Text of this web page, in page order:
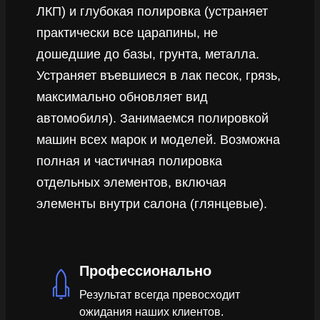
ЛКП) и глубокая полировка (устраняет
практически все царапины, не
дошедшие до базы, грунта, металла.
Устраняет въевшиеся в лак песок, грязь,
максимально обновляет вид
автомобиля). Занимаемся полировкой
машин всех марок и моделей. Возможна
полная и частичная полировка
отдельных элементов, включая
элементы внутри салона (глянцевые).
Профессионально
Результат всегда превосходит
ожидания наших клиентов.